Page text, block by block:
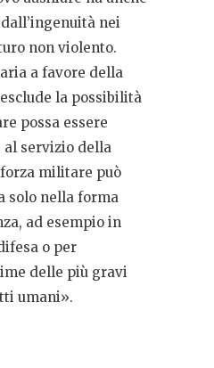
nei
non violento.
a favore della
la possibilità
possa essere
servizio della
militare può
solo nella forma
ad esempio in
o per
delle più gravi
umani».